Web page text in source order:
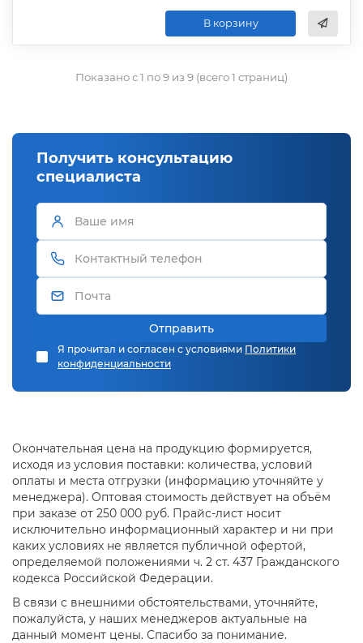
В корзину
Показано с 1 по 9 из 9 (всего 1 страниц)
Получить консультацию
специалиста
Отправить
Я прочитал и согласен с условиями Политики
конфиденциальности
Окончательная цена на продукцию формируется,
исходя из условия поставки: количества, условий
оплаты и места отгрузки (информацию уточняйте у
менеджера). Оптовая стоимость действует на объём
при заказе от 250 000 руб. Прайс-лист носит
исключительно информационный характер и ни при
каких условиях не является публичной офертой,
определяемой положениями ч. 2 ст. 437 Гражданского
кодекса Российской Федерации.
В связи с внешними обстоятельствами, уточняйте,
пожалуйста, у наших менеджеров актуальные на
данный момент цены. Спасибо за понимание.